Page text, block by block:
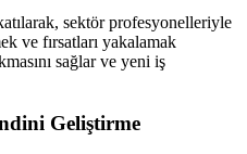
sektör profesyonelleriyle
ve fırsatları yakalamak
sağlar ve yeni iş
Geliştirme